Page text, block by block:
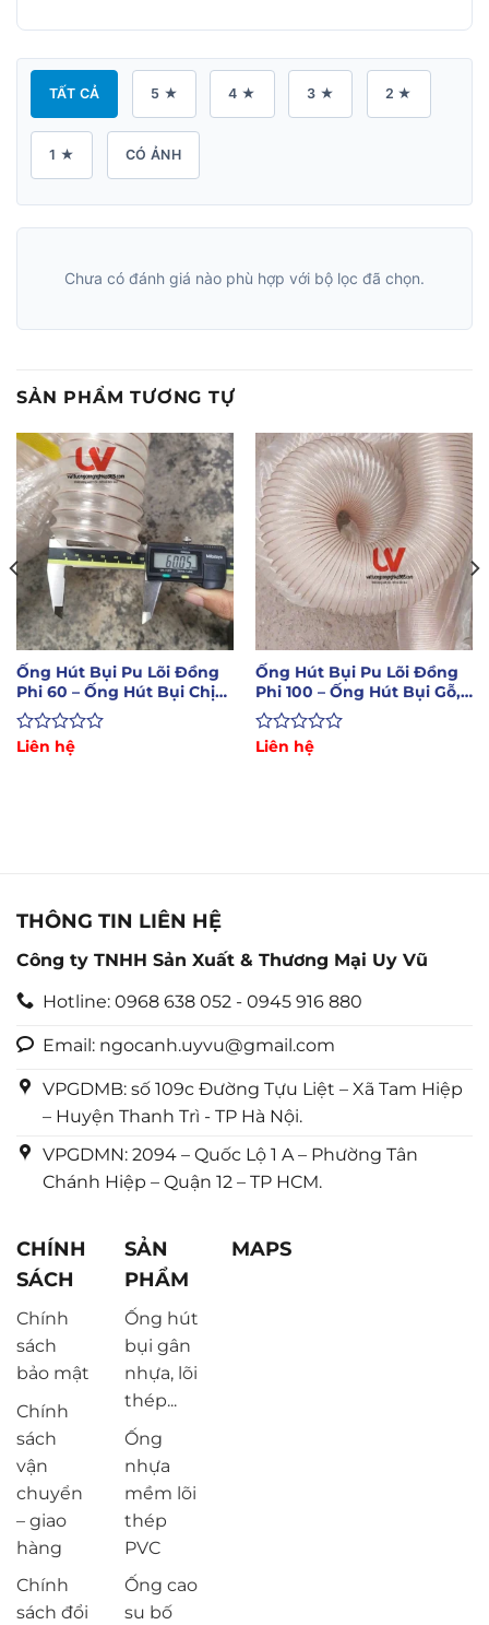
TẤT CẢ 5 ★ 4 ★ 3 ★ 2 ★
1 ★ CÓ ẢNH
Chưa có đánh giá nào phù hợp với bộ lọc đã chọn.
SẢN PHẨM TƯƠNG TỰ
Ống Hút Bụi Pu Lõi Đồng
Phi 60 – Ống Hút Bụi Chịu
Nhiệt Độ Cao
Được
Liên hệ
Ống Hút Bụi Pu Lõi Đồng
Phi 100 – Ống Hút Bụi Gỗ,
Xi Măng
Được
Liên hệ
THÔNG TIN LIÊN HỆ
Công ty TNHH Sản Xuất & Thương Mại Uy Vũ
Hotline: 0968 638 052 - 0945 916 880
Email: ngocanh.uyvu@gmail.com
VPGDMB: số 109c Đường Tựu Liệt – Xã Tam Hiệp
– Huyện Thanh Trì - TP Hà Nội.
VPGDMN: 2094 – Quốc Lộ 1 A – Phường Tân
Chánh Hiệp – Quận 12 – TP HCM.
CHÍNH
SÁCH
Chính
sách
bảo mật
Chính
sách
vận
chuyển
– giao
hàng
Chính
sách đổi
SẢN
PHẨM
Ống hút
bụi gân
nhựa, lõi
thép...
Ống
nhựa
mềm lõi
thép
PVC
Ống cao
su bố
MAPS